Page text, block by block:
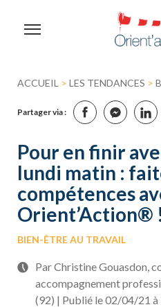
ACCUEIL > LES TENDANCES >
Partager via :
Pour en finir
lundi matin :
compétences
Orient’Action® !
BIEN-ÊTRE AU TRAVAIL
Par Christine Gouasdon,
accompagnement
(92) | Publié le 02/04/21 à